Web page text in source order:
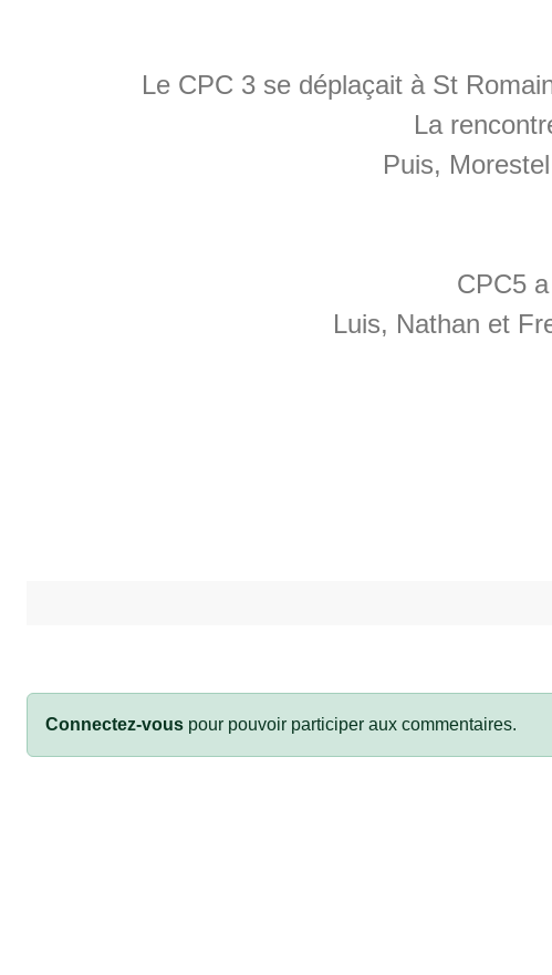
Le CPC 3 se déplaçait à St
La
Puis,
CPC5
Luis, Nathan et
Connectez-vous pour pouvoir participer aux commentaires.